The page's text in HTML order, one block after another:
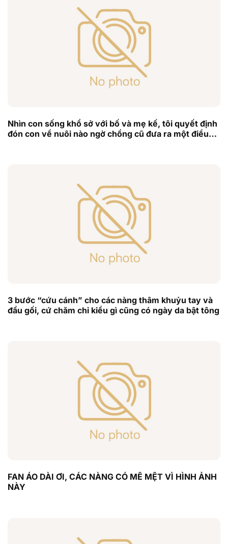
Nhìn con sống khổ sở với bố và mẹ kế, tôi quyết định
đón con về nuôi nào ngờ chồng cũ đưa ra một điều
3 bước “cứu cánh” cho các nàng thâm khuỷu tay và
đầu gối, cứ chăm chỉ kiểu gì cũng có ngày da bật tông
FAN ÁO DÀI ƠI, CÁC NÀNG CÓ MÊ MỆT VÌ HÌNH ẢNH
NÀY